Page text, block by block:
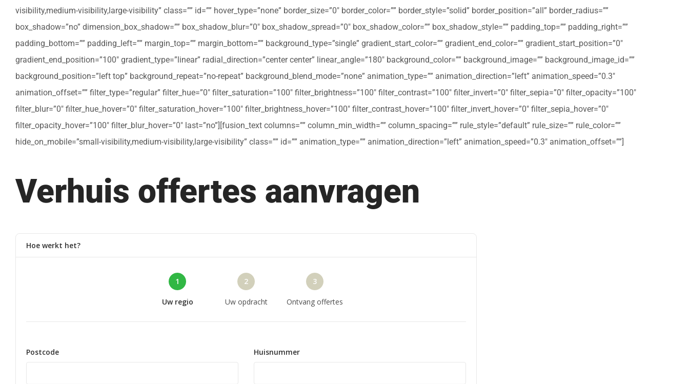
visibility,medium-visibility,large-visibility” class=”” id=”” hover_type=”none” border_size=”0″ border_color=”” border_style=”solid” border_position=”all” border_radius=””
box_shadow=”no” dimension_box_shadow=”” box_shadow_blur=”0″ box_shadow_spread=”0″ box_shadow_color=”” box_shadow_style=”” padding_top=”” padding_right=””
padding_bottom=”” padding_left=”” margin_top=”” margin_bottom=”” background_type=”single” gradient_start_color=”” gradient_end_color=”” gradient_start_position=”0″
gradient_end_position=”100″ gradient_type=”linear” radial_direction=”center center” linear_angle=”180″ background_color=”” background_image=”” background_image_id=””
background_position=”left top” background_repeat=”no-repeat” background_blend_mode=”none” animation_type=”” animation_direction=”left” animation_speed=”0.3″
animation_offset=”” filter_type=”regular” filter_hue=”0″ filter_saturation=”100″ filter_brightness=”100″ filter_contrast=”100″ filter_invert=”0″ filter_sepia=”0″ filter_opacity=”100″
filter_blur=”0″ filter_hue_hover=”0″ filter_saturation_hover=”100″ filter_brightness_hover=”100″ filter_contrast_hover=”100″ filter_invert_hover=”0″ filter_sepia_hover=”0″
filter_opacity_hover=”100″ filter_blur_hover=”0″ last=”no”][fusion_text columns=”” column_min_width=”” column_spacing=”” rule_style=”default” rule_size=”” rule_color=””
hide_on_mobile=”small-visibility,medium-visibility,large-visibility” class=”” id=”” animation_type=”” animation_direction=”left” animation_speed=”0.3″ animation_offset=””]
Verhuis offertes aanvragen